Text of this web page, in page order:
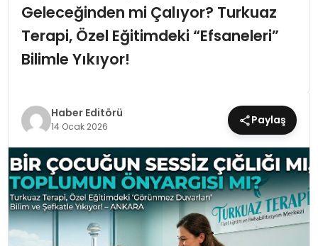
SIYASET
TEKNOLOJI
MAGAZIN
SPOR
YAŞAM
Geleceğinden mi Çalıyor? Turkuaz
Terapi, Özel Eğitimdeki “Efsaneleri”
Bilimle Yıkıyor!
Haber Editörü
14 Ocak 2026 Paylaş